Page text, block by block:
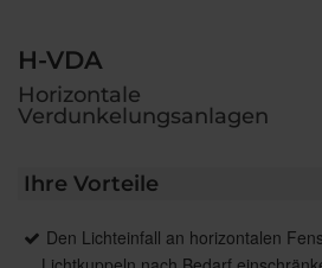
H-VDA
Horizontale
Verdunkelungsanlagen
Ihre Vorteile
Den Lichteinfall an horizontalen